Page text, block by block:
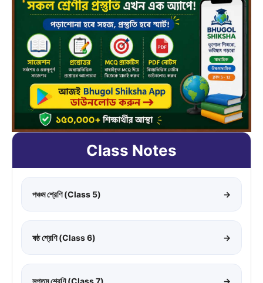
Class Notes
পঞ্চম শ্রেণি (Class 5) →
ষষ্ঠ শ্রেণি (Class 6) →